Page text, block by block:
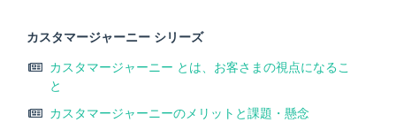
カスタマージャーニー シリーズ
カスタマージャーニー とは、お客さまの視点になるこ
と
カスタマージャーニーのメリットと課題・懸念